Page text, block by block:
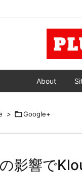
About
> Google+
影響で